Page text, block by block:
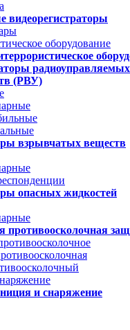
видеорегистраторы
оборудование
(РВУ)
взрывчатых веществ
опасных жидкостей
противоосколочная
и снаряжение